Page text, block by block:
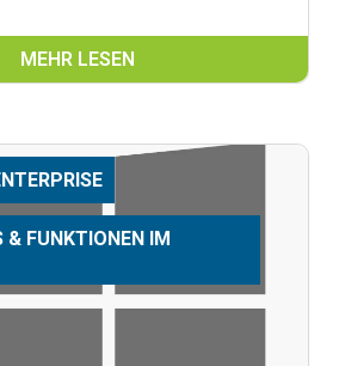
MEHR LESEN
& FUNKTIONEN IM